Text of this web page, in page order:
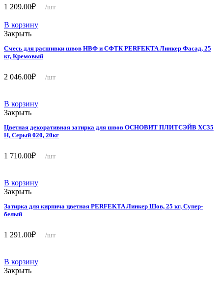
1 209.00₽ /шт
В корзину
Закрыть
Смесь для расшивки швов НВФ и СФТК PERFEKTA Линкер Фасад, 25
кг, Кремовый
2 046.00₽ /шт
В корзину
Закрыть
Цветная декоративная затирка для швов ОСНОВИТ ПЛИТСЭЙВ XC35
Н, Серый 020, 20кг
1 710.00₽ /шт
В корзину
Закрыть
Затирка для кирпича цветная PERFEKTA Линкер Шов, 25 кг, Супер-
белый
1 291.00₽ /шт
В корзину
Закрыть